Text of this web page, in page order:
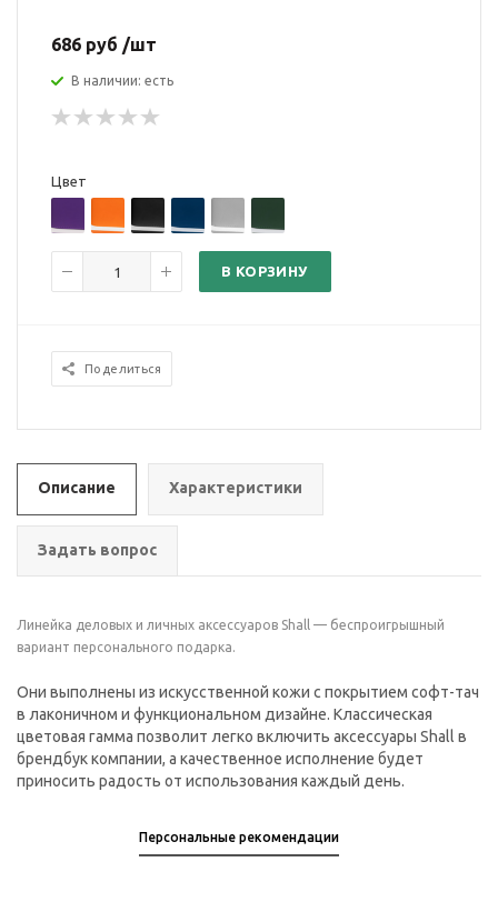
686 руб /шт
В наличии: есть
Цвет
В КОРЗИНУ
Поделиться
Описание Характеристики
Задать вопрос
Линейка деловых и личных аксессуаров Shall — беспроигрышный
вариант персонального подарка.
Они выполнены из искусственной кожи c покрытием софт-тач
в лаконичном и функциональном дизайне. Классическая
цветовая гамма позволит легко включить аксессуары Shall в
брендбук компании, а качественное исполнение будет
приносить радость от использования каждый день.
Персональные рекомендации